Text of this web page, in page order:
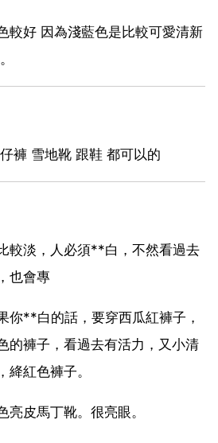
較好 因為淺藍色是比較可愛清新
褲 雪地靴 跟鞋 都可以的
較淡，人必須**白，不然看過去
也會專
你**白的話，要穿西瓜紅褲子，
的褲子，看過去有活力，又小清
絳紅色褲子。
皮馬丁靴。很亮眼。